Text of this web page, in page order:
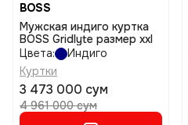
BOSS
Мужская индиго куртка
BOSS Gridlyte размер xxl
Цвета:
Индиго
Куртки
3 473 000 сум
4 961 000 сум